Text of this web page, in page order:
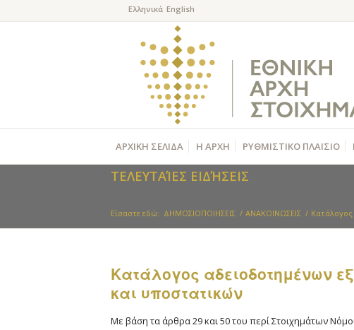
ΑΡΧΙΚΗ ΣΕΛΙΔΑ Η ΑΡΧΗ ΡΥΘΜΙΣΤΙΚΟ ΠΛΑΙΣΙΟ
ΤΕΛΕΥΤΑΊΕΣ ΕΙΔΉΣΕΙΣ
Είσαστε εδώ: ΔΗΜΟΣΙΟΠΟΙΗΣΕΙΣ / ΑΝΑΚΟΙΝΩΣΕΙΣ /
Kατάλογος αδειοδοτημένων
και υποστατικών
Με βάση τα άρθρα 29 και 50 του περί Στοιχημάτων